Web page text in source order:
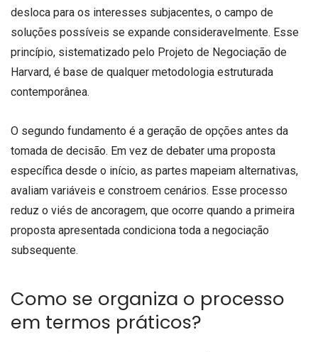
desloca para os interesses subjacentes, o campo de
soluções possíveis se expande consideravelmente. Esse
princípio, sistematizado pelo Projeto de Negociação de
Harvard, é base de qualquer metodologia estruturada
contemporânea.
O segundo fundamento é a geração de opções antes da
tomada de decisão. Em vez de debater uma proposta
específica desde o início, as partes mapeiam alternativas,
avaliam variáveis e constroem cenários. Esse processo
reduz o viés de ancoragem, que ocorre quando a primeira
proposta apresentada condiciona toda a negociação
subsequente.
Como se organiza o processo
em termos práticos?